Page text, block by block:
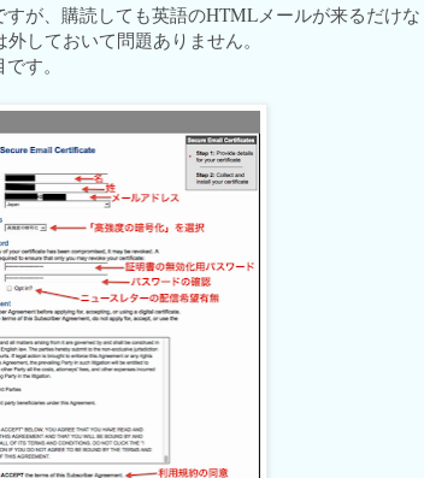
が、購読しても英語のHTMLメールが来るだけな
しておいて問題ありません。
す。